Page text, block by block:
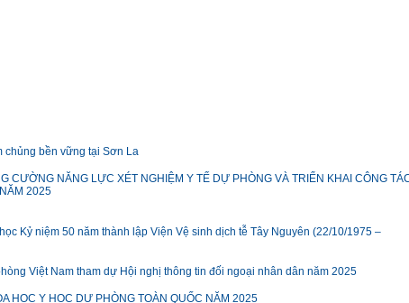
chủng bền vững tại Sơn La
CƯỜNG NĂNG LỰC XÉT NGHIỆM Y TẾ DỰ PHÒNG VÀ TRIỂN KHAI CÔNG
2025
Kỷ niệm 50 năm thành lập Viện Vệ sinh dịch tễ Tây Nguyên (22/10/1975 –
Việt Nam tham dự Hội nghị thông tin đối ngoại nhân dân năm 2025
HỌC Y HỌC DỰ PHÒNG TOÀN QUỐC NĂM 2025